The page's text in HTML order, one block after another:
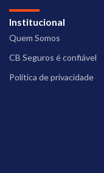
Institucional
Quem Somos
CB Seguros é confiável
Política de privacidade